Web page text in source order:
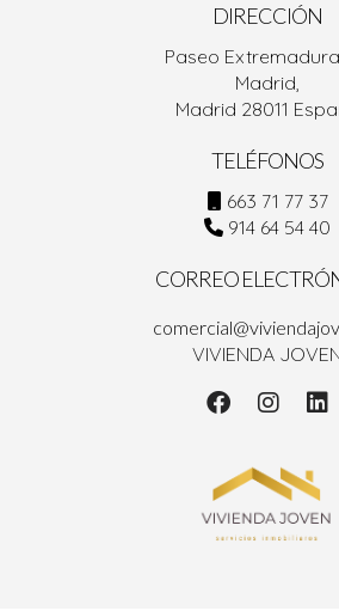
DIRECCIÓN
Paseo Extremadura
Madrid,
Madrid 28011
TELÉFONOS
663 71 77 37
914 64 54 40
CORREO
VIVIENDA